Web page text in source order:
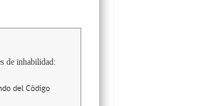
de inhabilidad:
del Código